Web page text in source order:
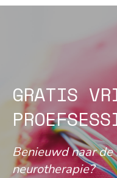
GRATIS
Benieuwd naar
neurotherapie?